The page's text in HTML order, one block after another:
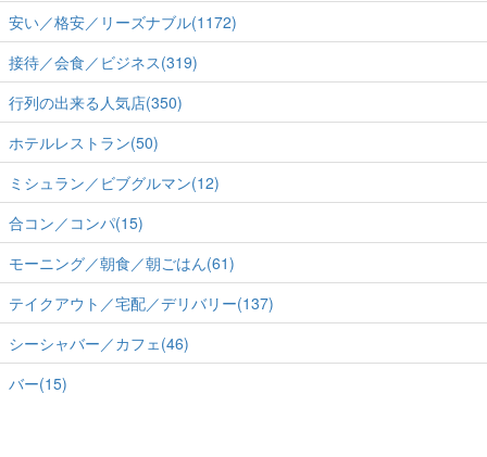
安い／格安／リーズナブル(1172)
接待／会食／ビジネス(319)
行列の出来る人気店(350)
ホテルレストラン(50)
ミシュラン／ビブグルマン(12)
合コン／コンパ(15)
モーニング／朝食／朝ごはん(61)
テイクアウト／宅配／デリバリー(137)
シーシャバー／カフェ(46)
バー(15)